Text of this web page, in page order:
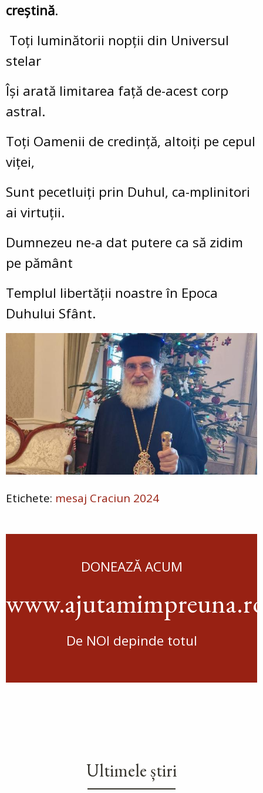
creștină.
Toți luminătorii nopții din Universul
stelar
Își arată limitarea față de-acest corp
astral.
Toți Oamenii de credință, altoiți pe cepul
viței,
Sunt pecetluiți prin Duhul, ca-mplinitori
ai virtuții.
Dumnezeu ne-a dat putere ca să zidim
pe pământ
Templul libertății noastre în Epoca
Duhului Sfânt.
mesaj Craciun 2024
DONEAZĂ ACUM
De NOI depinde totul
Ultimele știri